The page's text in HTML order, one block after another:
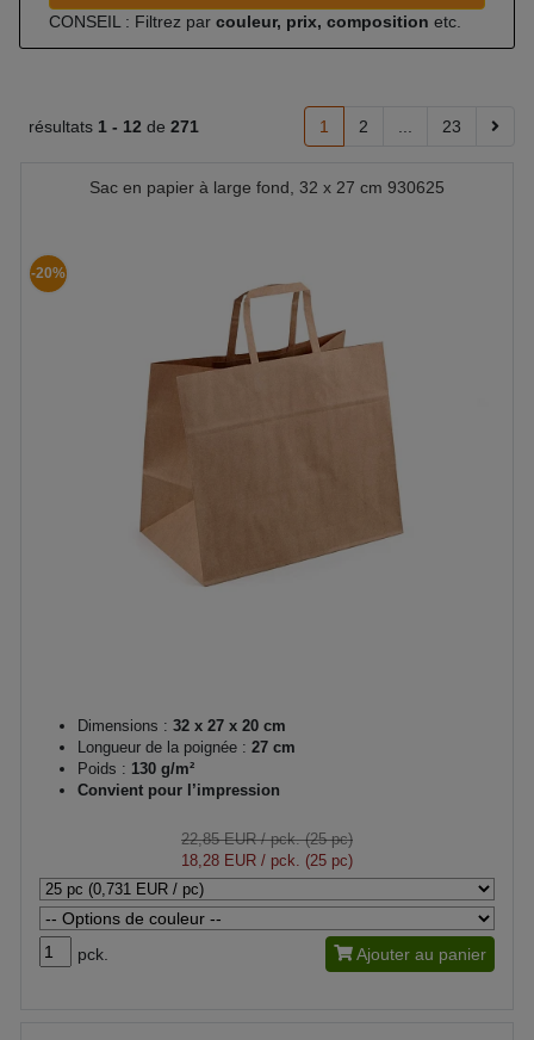
CONSEIL : Filtrez par couleur, prix, composition etc.
résultats 1 - 12 de 271 1 2 23
Sac en papier à large fond, 32 x 27 cm 930625
-20%
Dimensions : 32 x 27 x 20 cm
Longueur de la poignée : 27 cm
Poids : 130 g/m²
Convient pour l’impression
22,85 EUR/ pck. (25 pc)
18,28 EUR / pck. (25 pc)
pck. Ajouter au panier